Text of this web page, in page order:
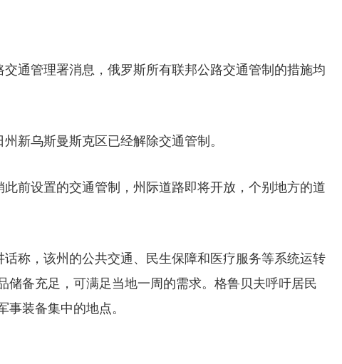
通管理署消息，俄罗斯所有联邦公路交通管制的措施均
新乌斯曼斯克区已经解除交通管制。
前设置的交通管制，州际道路即将开放，个别地方的道
称，该州的公共交通、民生保障和医疗服务等系统运转
储备充足，可满足当地一周的需求。格鲁贝夫呼吁居民
装备集中的地点。